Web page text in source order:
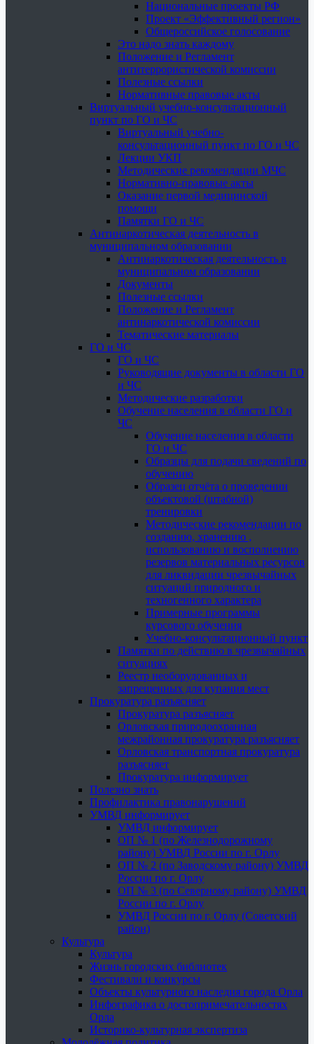
Национальные проекты РФ
Проект «Эффективный регион»
Общероссийское голосование
Это надо знать каждому
Положение и Регламент
антитеррористической комиссии
Полезные ссылки
Нормативные правовые акты
Виртуальный учебно-консультационный
пункт по ГО и ЧС
Виртуальный учебно-
консультационный пункт по ГО и ЧС
Лекции УКП
Методические рекомендации МЧС
Нормативно-правовые акты
Оказание первой медицинской
помощи
Памятки ГО и ЧС
Антинаркотическая деятельность в
муниципальном образовании
Антинаркотическая деятельность в
муниципальном образовании
Документы
Полезные ссылки
Положение и Регламент
антинаркотической комиссии
Тематические материалы
ГО и ЧС
ГО и ЧС
Руководящие документы в области ГО
и ЧС
Методические разработки
Обучение населения в области ГО и
ЧС
Обучение населения в области
ГО и ЧС
Образцы для подачи сведений по
обучению
Образец отчёта о проведении
объектовой (штабной)
тренировки
Методические рекомендации по
созданию, хранению ,
использованию и восполнению
резервов материальных ресурсов
для ликвидации чрезвычайных
ситуаций природного и
техногенного характера
Примерные программы
курсового обучения
Учебно-консультационный пункт
Памятки по действию в чрезвычайных
ситуациях
Реестр необорудованных и
запрещенных для купания мест
Прокуратура разъясняет
Прокуратура разъясняет
Орловская природоохранная
межрайонная прокуратура разъясняет
Орловская транспортная прокуратура
разъясняет
Прокуратура информирует
Полезно знать
Профилактика правонарушений
УМВД информирует
УМВД информирует
ОП № 1 (по Железнодорожному
району) УМВД России по г. Орлу
ОП № 2 (по Заводскому району) УМВД
России по г. Орлу
ОП № 3 (по Северному району) УМВД
России по г. Орлу
УМВД России по г. Орлу (Советский
район)
Культура
Культура
Жизнь городских библиотек
Фестивали и конкурсы
Объекты культурного наследия города Орла
Инфографика о достопримечательностях
Орла
Историко-культурная экспертиза